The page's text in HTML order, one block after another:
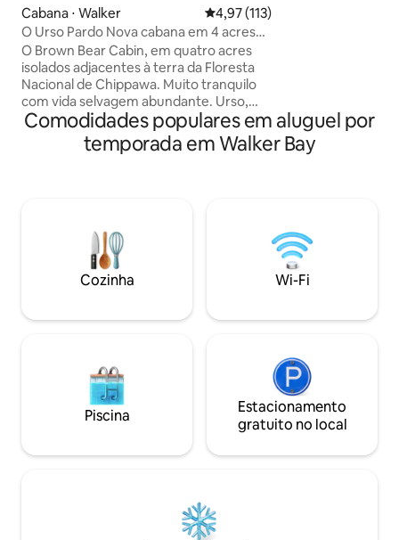
Cabana ⋅ Walker 4,97 de uma avaliação média de
4,97 (113)
O Urso Pardo Nova cabana em 4 acres
isolados
O Brown Bear Cabin, em quatro acres
isolados adjacentes à terra da Floresta
Nacional de Chippawa. Muito tranquilo
com vida selvagem abundante. Urso,
veado, águias, corujas e muitos outros
visitam a propriedade em seu cenário
natural original. Este proprietário
estacionamento e a poucos minutos de
trilhas de ciclismo/caminhadas, marinas,
cassino, restaurantes e postos de
gasolina. 8 minutos para o centro de
carro do centro
minutos de
ciclismo, esqui,
barco.Fuja do
Comodidades populares em aluguel por
temporada em Walker Bay
Cozinha Wi-Fi
Piscina
Estacionamento
gratuito no local